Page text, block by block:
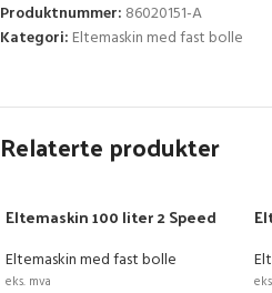
Produktnummer: 86020151-A
Kategori: Eltemaskin med fast bolle
Relaterte produkter
Eltemaskin 100 liter 2 Speed
Eltemaskin med fast bolle
eks. mva